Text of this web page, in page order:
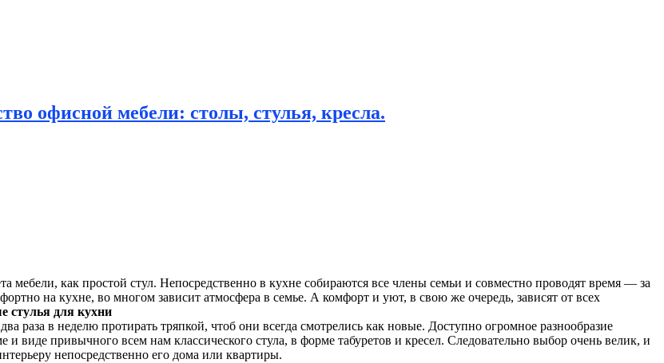
офисной мебели: столы, стулья, кресла.
мебели, как простой стул. Непосредственно в кухне собираются все члены семьи и совместно проводят время — за
на кухне, во многом зависит атмосфера в семье. А комфорт и уют, в свою же очередь, зависят от всех
стулья для кухни
раза в неделю протирать тряпкой, чтоб они всегда смотрелись как новые. Доступно огромное разнообразие
привычного всем нам классического стула, в форме табуретов и кресел. Следовательно выбор очень велик, и
непосредственно его дома или квартиры.